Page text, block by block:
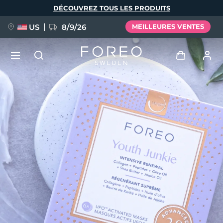
DÉCOUVREZ TOUS LES PRODUITS
US 8/9/26 MEILLEURES VENTES
Se connecter
Profil de l'utilisateur
Mes appareils
Mes commandes
Mes adresses
Mes abonnements
NOUVEAU
FAQ™ Pure Beauty-Tech Elixir
BREAKING NEWS
issa™ Teeth Whitening Set
Langue
English Deutsch
Español
Français
Italiano
Português
Polski
Svenska
Русский
Türkçe
简体中文 繁體中文